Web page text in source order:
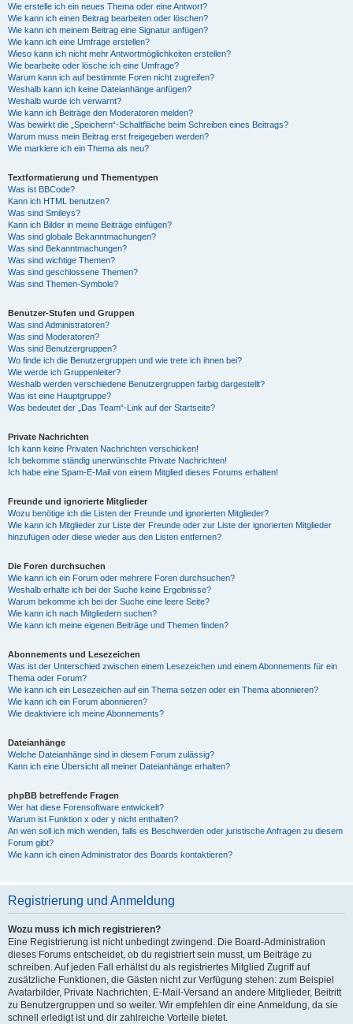
Wie erstelle ich ein neues Thema oder eine Antwort?
Wie kann ich einen Beitrag bearbeiten oder löschen?
Wie kann ich meinem Beitrag eine Signatur anfügen?
Wie kann ich eine Umfrage erstellen?
Wieso kann ich nicht mehr Antwortmöglichkeiten erstellen?
Wie bearbeite oder lösche ich eine Umfrage?
Warum kann ich auf bestimmte Foren nicht zugreifen?
Weshalb kann ich keine Dateianhänge anfügen?
Weshalb wurde ich verwarnt?
Wie kann ich Beiträge den Moderatoren melden?
Was bewirkt die „Speichern“-Schaltfläche beim Schreiben eines Beitrags?
Warum muss mein Beitrag erst freigegeben werden?
Wie markiere ich ein Thema als neu?
Textformatierung und Thementypen
Was ist BBCode?
Kann ich HTML benutzen?
Was sind Smileys?
Kann ich Bilder in meine Beiträge einfügen?
Was sind globale Bekanntmachungen?
Was sind Bekanntmachungen?
Was sind wichtige Themen?
Was sind geschlossene Themen?
Was sind Themen-Symbole?
Benutzer-Stufen und Gruppen
Was sind Administratoren?
Was sind Moderatoren?
Was sind Benutzergruppen?
Wo finde ich die Benutzergruppen und wie trete ich ihnen bei?
Wie werde ich Gruppenleiter?
Weshalb werden verschiedene Benutzergruppen farbig dargestellt?
Was ist eine Hauptgruppe?
Was bedeutet der „Das Team“-Link auf der Startseite?
Private Nachrichten
Ich kann keine Privaten Nachrichten verschicken!
Ich bekomme ständig unerwünschte Private Nachrichten!
Ich habe eine Spam-E-Mail von einem Mitglied dieses Forums erhalten!
Freunde und ignorierte Mitglieder
Wozu benötige ich die Listen der Freunde und ignorierten Mitglieder?
Wie kann ich Mitglieder zur Liste der Freunde oder zur Liste der ignorierten Mitglieder
hinzufügen oder diese wieder aus den Listen entfernen?
Die Foren durchsuchen
Wie kann ich ein Forum oder mehrere Foren durchsuchen?
Weshalb erhalte ich bei der Suche keine Ergebnisse?
Warum bekomme ich bei der Suche eine leere Seite?
Wie kann ich nach Mitgliedern suchen?
Wie kann ich meine eigenen Beiträge und Themen finden?
Abonnements und Lesezeichen
Was ist der Unterschied zwischen einem Lesezeichen und einem Abonnements für ein
Thema oder Forum?
Wie kann ich ein Lesezeichen auf ein Thema setzen oder ein Thema abonnieren?
Wie kann ich ein Forum abonnieren?
Wie deaktiviere ich meine Abonnements?
Dateianhänge
Welche Dateianhänge sind in diesem Forum zulässig?
Kann ich eine Übersicht all meiner Dateianhänge erhalten?
phpBB betreffende Fragen
Wer hat diese Forensoftware entwickelt?
Warum ist Funktion x oder y nicht enthalten?
An wen soll ich mich wenden, falls es Beschwerden oder juristische Anfragen zu diesem
Forum gibt?
Wie kann ich einen Administrator des Boards kontaktieren?
Registrierung und Anmeldung
Wozu muss ich mich registrieren?
Eine Registrierung ist nicht unbedingt zwingend. Die Board-Administration
dieses Forums entscheidet, ob du registriert sein musst, um Beiträge zu
schreiben. Auf jeden Fall erhältst du als registriertes Mitglied Zugriff auf
zusätzliche Funktionen, die Gästen nicht zur Verfügung stehen: zum Beispiel
Avatarbilder, Private Nachrichten, E-Mail-Versand an andere Mitglieder, Beitritt
zu Benutzergruppen und so weiter. Wir empfehlen dir eine Anmeldung, da sie
schnell erledigt ist und dir zahlreiche Vorteile bietet.